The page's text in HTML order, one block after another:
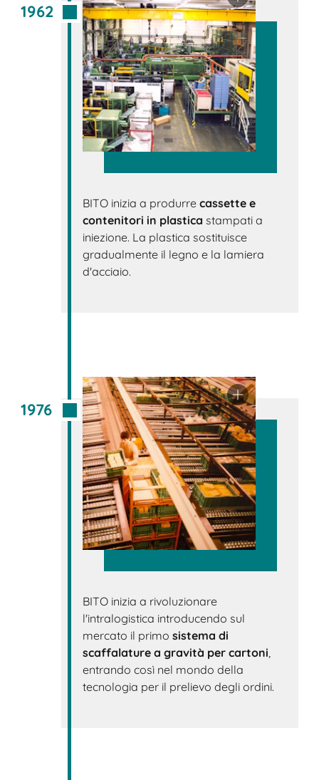
1962
BITO inizia a produrrecassette e
contenitori in plastica stampati a
iniezione. La plastica sostituisce
gradualmente il legno e la lamiera
d'acciaio.
1976
BITO inizia a rivoluzionare
l'intralogistica introducendo sul
mercato il primosistema di
scaffalature a gravità per cartoni
entrando così nel mondo della
tecnologia per il prelievo degli ordini.